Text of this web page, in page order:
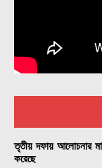
তৃতীয় দফায় আলোচনার
করেছে